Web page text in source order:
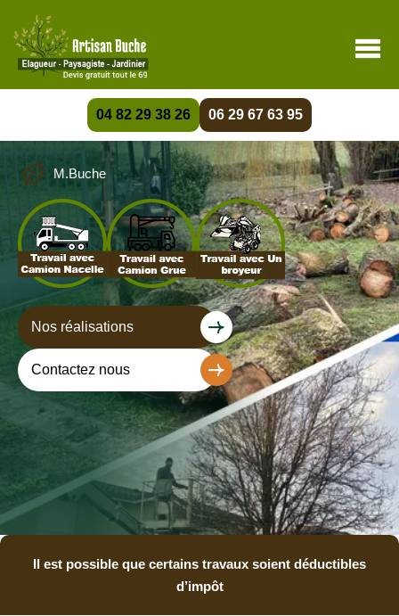
04 82 29 38 26 06 29 67 63 95
M.Buche
Nos réalisations
Contactez nous
Il est possible que certains travaux soient déductibles
d’impôt